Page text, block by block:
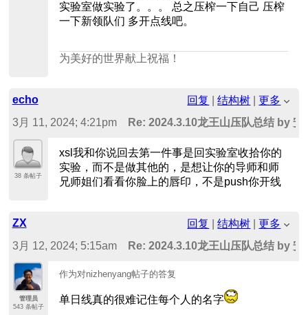
实验室做实验了。。。 总之压榨一下自己 压榨
一下新领队们 多开点线吧。
为美好的世界献上祝福！
echo 回复 |结构树 |更多
3月 11, 2024; 4:21pm
Re: 2024.3.10龙王山压队总结 by 安
38 条帖子
xsl我和你说回去第一件事是回实验室收拾你的
实验，而不是做其他的，是想让你的导师和师
兄师姐们看看你脸上的唇印，不是push你开线
ZX 回复 |结构树 |更多
3月 12, 2024; 5:15am
Re: 2024.3.10龙王山压队总结 by 安
管理员
543 条帖子
作为对nizhenyang帖子的答复
单日线真的很难记住每个人的名字